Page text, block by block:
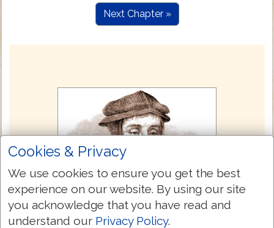
Next Chapter »
Cookies & Privacy
We use cookies to ensure you get the best
experience on our website. By using our site
you acknowledge that you have read and
understand our Privacy Policy.